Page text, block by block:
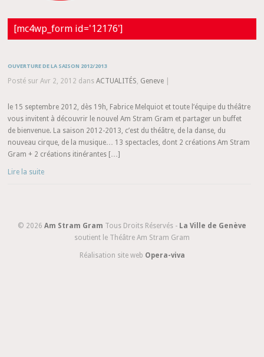
[mc4wp_form id='12176']
OUVERTURE DE LA SAISON 2012/2013
Posté sur Avr 2, 2012 dansACTUALITÉS, Geneve
le 15 septembre 2012, dès 19h, Fabrice Melquiot et toute l’équipe du théâtre
vous invitent à découvrir le nouvel Am Stram Gram et partager un buffet
de bienvenue. La saison 2012-2013, c’est du théâtre, de la danse, du
nouveau cirque, de la musique… 13 spectacles, dont 2 créations Am Stram
Gram + 2 créations itinérantes […]
Lire la suite
© 2026 Am Stram Gram Tous Droits Réservés - La Ville de Genève
soutient le Théâtre Am Stram Gram
Réalisation site web Opera-viva